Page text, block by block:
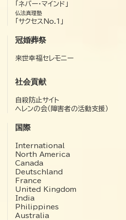
「ネバー・マインド」
仏法真理塾
「サクセスNo.1」
冠婚葬祭
来世幸福セレモニー
社会貢献
自殺防止サイト
ヘレンの会（障害者の活動支援）
国際
International
North America
Canada
Deutschland
France
United Kingdom
India
Philippines
Australia